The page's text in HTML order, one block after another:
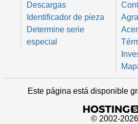
Descargas
Identificador de pieza
Determine serie
especial
Este página está disponible
© 2002-2026